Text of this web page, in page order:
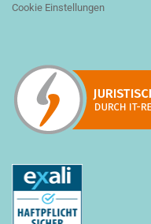
Cookie Einstellungen